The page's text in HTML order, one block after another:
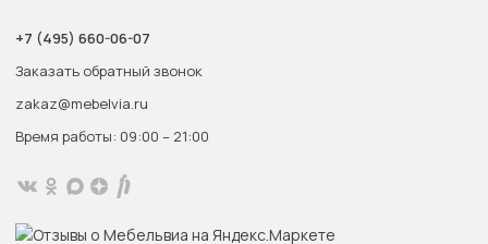
+7 (495) 660-06-07
Заказать обратный звонок
zakaz@mebelvia.ru
Время работы: 09:00 – 21:00